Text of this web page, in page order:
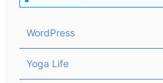
WordPress
Yoga Life